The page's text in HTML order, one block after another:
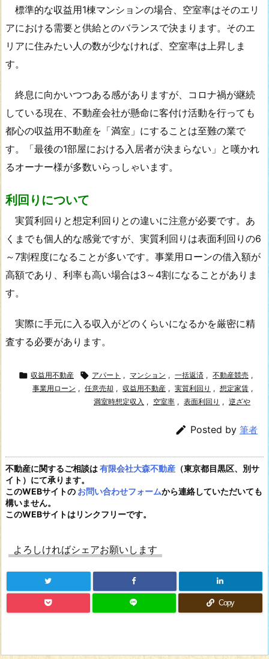
標準的な収益用1棟マンションの場合、空室率はそのエリ
アにおける需要と供給とのバランスで決まります。そのエ
リアに住みたい人の数が少なければ、空室率は上昇しま
す。
終息に向かいつつある感がありますが、コロナ禍が継続
している現在、不動産会社が懸命に客付け活動を行っても
都心の収益用不動産を「満室」にすることは至難の業で
す。「最後の1部屋における入居者が決まらない」と嘆かれ
るオーナー様が多数いらっしゃいます。
利回りについて
実質利回りと想定利回りとの違いに注意が必要です。あ
くまでも個人的な感覚ですが、実質利回りは表面利回りの6
～7割程度になることが多いです。事業用ローンの借入額が
高額であり、利率も高い場合は3～4割になることがありま
す。
実際に手元に入る収入がどのくらいになるかを厳密に精
査する必要があります。
 収益用不動産  アパート , マンション , 一括返済 , 不動産競売 ,
事業用ローン , 任意売却 , 収益用不動産 , 実質利回り , 想定家賃 ,
満室時想定収入 , 空室率 , 表面利回り , 逆ざや
 Posted by 筆者
不動産に関するご相談は有限会社大森不動産 （東京都目黒区、別サ
イト）にて承ります。
このWEBサイトの お問い合わせフォームから連絡していただいても
構いません。
このWEBサイトはリンクフリーです。
よろしければシェアお願いします
Copy